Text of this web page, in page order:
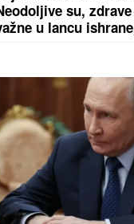
da fotografiše
onda je ugledao
ŠOK ŽIVOTA -
je saznao KO
je opšti HAOS
BIVŠI RIJALITI PAR
KOJU SU ULOŽILI
vilu na
biznis, a sada im
je razlog prodaje"